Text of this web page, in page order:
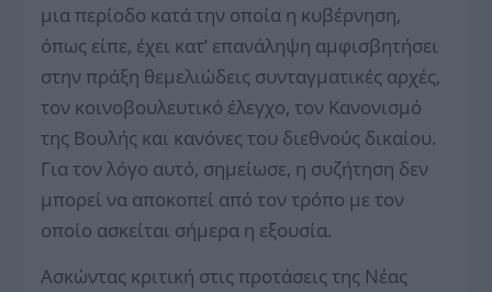
μια περίοδο κατά την οποία η κυβέρνηση,
όπως είπε, έχει κατ’ επανάληψη αμφισβητήσει
στην πράξη θεμελιώδεις συνταγματικές αρχές,
τον κοινοβουλευτικό έλεγχο, τον Κανονισμό
της Βουλής και κανόνες του διεθνούς δικαίου.
Για τον λόγο αυτό, σημείωσε, η συζήτηση δεν
μπορεί να αποκοπεί από τον τρόπο με τον
οποίο ασκείται σήμερα η εξουσία.
Ασκώντας κριτική στις προτάσεις της Νέας